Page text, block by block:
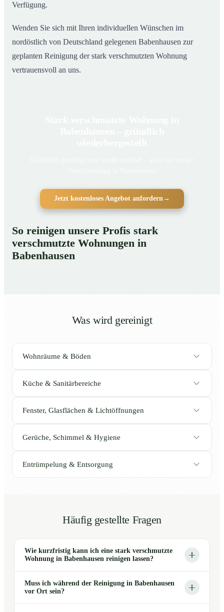
Verfügung.
Wenden Sie sich mit Ihren individuellen Wünschen im
nordöstlich von Deutschland gelegenen Babenhausen zur
geplanten Reinigung der stark verschmutzten Wohnung
vertrauensvoll an uns.
Jetzt kostenloses Angebot anfordern→
So reinigen unsere Profis stark
verschmutzte Wohnungen in
Babenhausen
Was wird gereinigt
Wohnräume & Böden
Küche & Sanitärbereiche
Fenster, Glasflächen & Lichtöffnungen
Gerüche, Schimmel & Hygiene
Entrümpelung & Entsorgung
Häufig gestellte Fragen
Wie kurzfristig kann ich eine stark verschmutzte
Wohnung in Babenhausen reinigen lassen?
Muss ich während der Reinigung in Babenhausen
vor Ort sein?